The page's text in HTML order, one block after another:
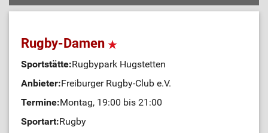
Rugby-Damen
Sportstätte:Rugbypark Hugstetten
Anbieter:Freiburger Rugby-Club e.V.
Termine:Montag, 19:00 bis 21:00
Sportart:Rugby